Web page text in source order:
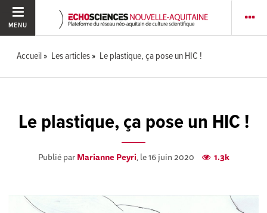
MENU
Accueil Les articles Le plastique, ça pose un HIC !
Le plastique, ça pose un HIC !
Publié parMarianne Peyri, le 16 juin 2020 1.3k